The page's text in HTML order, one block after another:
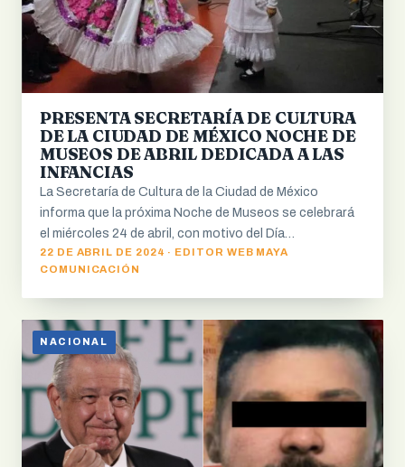
PRESENTA SECRETARÍA DE CULTURA
DE LA CIUDAD DE MÉXICO NOCHE DE
MUSEOS DE ABRIL DEDICADA A LAS
INFANCIAS
La Secretaría de Cultura de la Ciudad de México
informa que la próxima Noche de Museos se celebrará
el miércoles 24 de abril, con motivo del Día…
22 DE ABRIL DE 2024 · EDITOR WEB MAYA
COMUNICACIÓN
NACIONAL